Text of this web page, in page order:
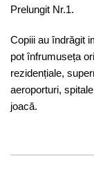
Prelungit Nr.1.
Copiii au îndrăgit
pot înfrumuseța
rezidențiale,
aeroporturi,
joacă.